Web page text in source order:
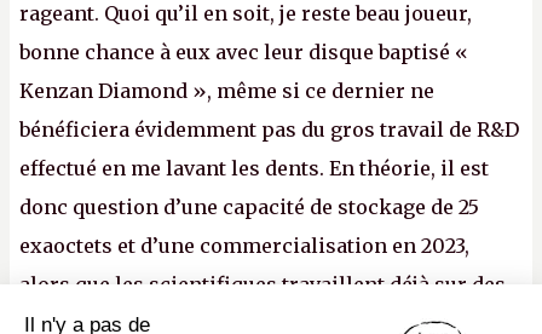
rageant. Quoi qu’il en soit, je reste beau joueur,
bonne chance à eux avec leur disque baptisé «
Kenzan Diamond », même si ce dernier ne
bénéficiera évidemment pas du gros travail de R&D
effectué en me lavant les dents. En théorie, il est
donc question d’une capacité de stockage de 25
exaoctets et d’une commercialisation en 2023,
alors que les scientifiques travaillent déjà sur des
disques de dix centimètres de diamètre. Pour
Il n'y a pas de